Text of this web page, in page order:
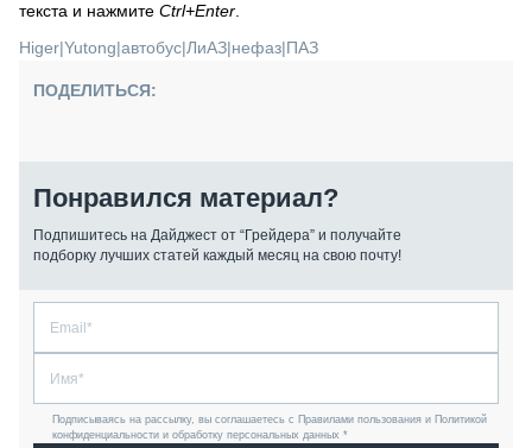
текста и нажмите Ctrl+Enter
Higer|Yutong|автобус|ЛиАЗ|нефаз|ПАЗ
ПОДЕЛИТЬСЯ:
Понравился материал?
Подпишитесь на Дайджест от “Грейдера” и получайте
подборку лучших статей каждый месяц на свою почту!
Подписываясь на рассылку, вы соглашаетесь с Правилами пользования и Политикой
конфиденциальности и обработку персональных данных *